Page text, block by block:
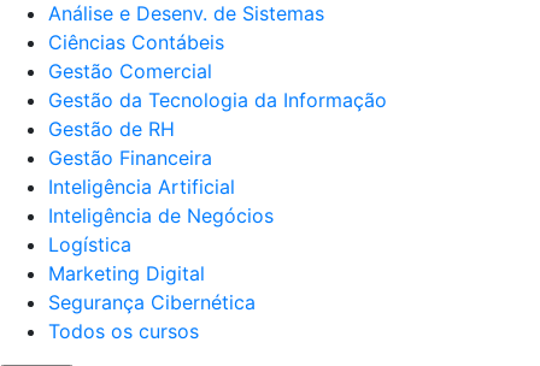
Análise e Desenv. de Sistemas
Ciências Contábeis
Gestão Comercial
Gestão da Tecnologia da Informação
Gestão de RH
Gestão Financeira
Inteligência Artificial
Inteligência de Negócios
Logística
Marketing Digital
Segurança Cibernética
Todos os cursos